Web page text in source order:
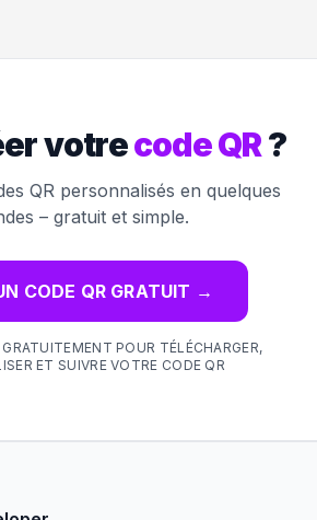
votrecode QR?
QR personnalisés en quelques
– gratuit et simple.
CODE QR GRATUIT →
POUR TÉLÉCHARGER,
ET SUIVRE VOTRE CODE QR